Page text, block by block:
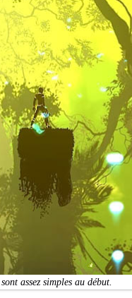
assez simples au début.